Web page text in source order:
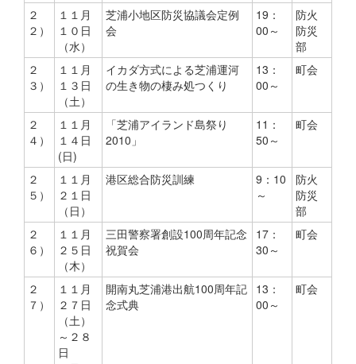
２
２）
１１月
１０日
（水）
芝浦小地区防災協議会定例
会
19：
00～
防火
防災
部
２
３）
１１月
１３日
（土）
イカダ方式による芝浦運河
の生き物の棲み処つくり
13：
00～
町会
２
４）
１１月
１４日
(日)
「芝浦アイランド島祭り
2010」
11：
50～
町会
２
５）
１１月
２１日
（日）
港区総合防災訓練
9：10
～
防火
防災
部
２
６）
１１月
２５日
（木）
三田警察署創設100周年記念
祝賀会
17：
30～
町会
２
７）
１１月
２７日
（土）
～２８
日
開南丸芝浦港出航100周年記
念式典
13：
00～
町会